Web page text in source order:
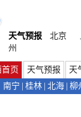
天气预报 北京
州
页 天气预报
天
南宁 桂林 北海 柳